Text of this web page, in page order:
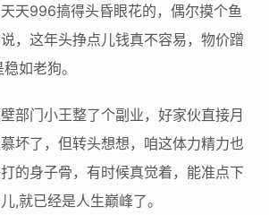
天996搞得头昏眼花的，偶尔摸个鱼
，这年头挣点儿钱真不容易，物价蹭
如老狗。
部门小王整了个副业，好家伙直接月
坏了，但转头想想，咱这体力精力也
的身子骨，有时候真觉着，能准点下
,就已经是人生巅峰了。